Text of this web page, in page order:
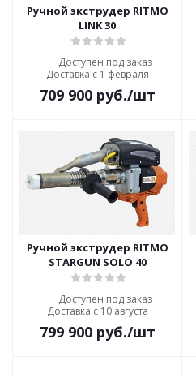
Ручной экструдер RITMO
LINK 30
Доступен под заказ
Доставка с 1 февраля
709 900руб./шт
Ручной экструдер RITMO
STARGUN SOLO 40
Доступен под заказ
Доставка с 10 августа
799 900руб./шт